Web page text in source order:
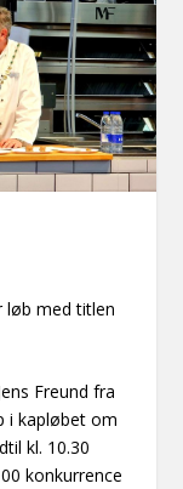
løb med titlen
Freund fra
i kapløbet om
kl. 10.30
konkurrence